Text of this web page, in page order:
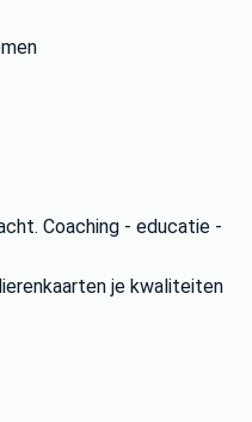
Coaching - educatie -
je kwaliteiten